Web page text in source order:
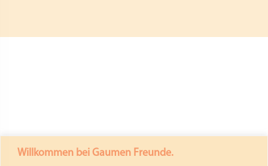
Willkommen bei Gaumen Freunde.